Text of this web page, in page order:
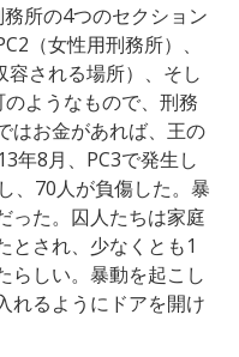
所の4つのセクション
（女性用刑務所）、
容される場所）、そし
ようなもので、刑務
はお金があれば、王の
年8月、PC3で発生し
、70人が負傷した。暴
った。囚人たちは家庭
とされ、少なくとも1
らしい。暴動を起こし
れるようにドアを開け